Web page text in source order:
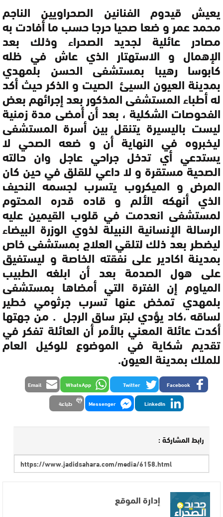
يعيش قيدوم الفنانين الصحراويين الناجم
محمد عمر و ضعا صحيا حرجا حسب ما أفادت به
مصادر عائلية لجديد الصحراء وذلك بعد
الإهمال و الاستهتار الذي عاش في ظله
كابوسا رهيبا بمستشفى الحسن بلمهدي
بمدينة العيون السيئ الصيت و الذكر حيث أكد
له أطباء المستشفى المذكور بعد إجرائهم بعض
الفحوصات الشكلية ، بعد أن أمضى مدة زمنية
ليست باليسيرة يتنقل بين أسرة المستشفى
ليخبروه في النهاية أن و ضعه الصحي لا
يستدعي أي تدخل جراحي عاجل وان حالته
الصحية مستقرة و لا داعي للقلق في حين كان
المرض و الميكروب يتسرب لجسمه النحيف
الذي أنهكه الألم و قاده قدره المحتوم
لمستشفى انعدمت في قلوب القيمين عليه
الرسالة الإنسانية النبيلة لذوي الوزرة البيضاء
ليضطر بعد ذلك لتلقي العلاج بمستشفى خاص
بمدينة اكادير على نفقته الخاصة و ليستفيق
على هول الصدمة بعد أن ابلغه الطبيب
المياوم إن الفترة التي أمضاها بمستشفى
بلمهدي تمخض عنها تسرب جرثومي خطير
لساقه ،كاد يؤدي لبتر ساق الرجل . من جهتها
أكدت عائلة المعني بالأمر أن العائلة تفكر في
تقديم شكاية في الموضوع للوكيل العام
للملك بمدينة العيون.
Facebook
Twitter
WhatsApp
Email
LinkedIn
Messenger طباعة
رابط المشاركة :
إدارة الموقع